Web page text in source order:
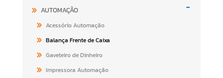
AUTOMAÇÃO -
Acessório Automação
Balança Frente de Caixa
Gaveteiro de Dinheiro
Impressora Automação